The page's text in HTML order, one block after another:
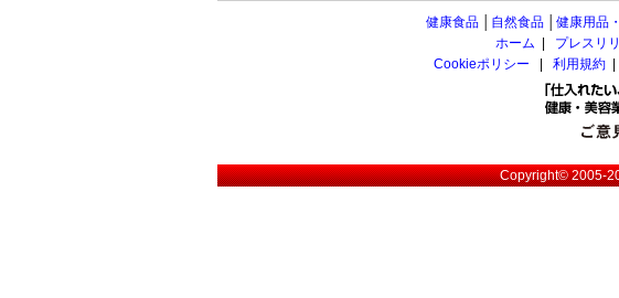
健康食品 自然食品 健康用品
ホーム
プレスリ
Cookieポリシー
利用規約
Copyright© 2005-